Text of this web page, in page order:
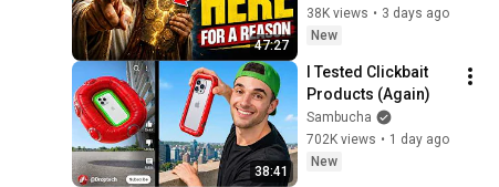
47:27
Message Today |
Gods Message Now
38K views • 3 days ago
New
38:41
I Tested Clickbait
Products (Again)
Sambucha
702K views • 1 day ago
New